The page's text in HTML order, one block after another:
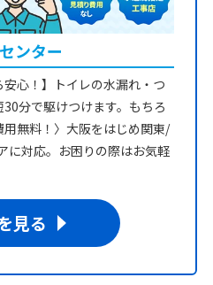
ンター
安心！】トイレの水漏れ・つ
分で駆けつけます。もちろ
無料！〉大阪をはじめ関東/
に対応。お困りの際はお気軽
見る